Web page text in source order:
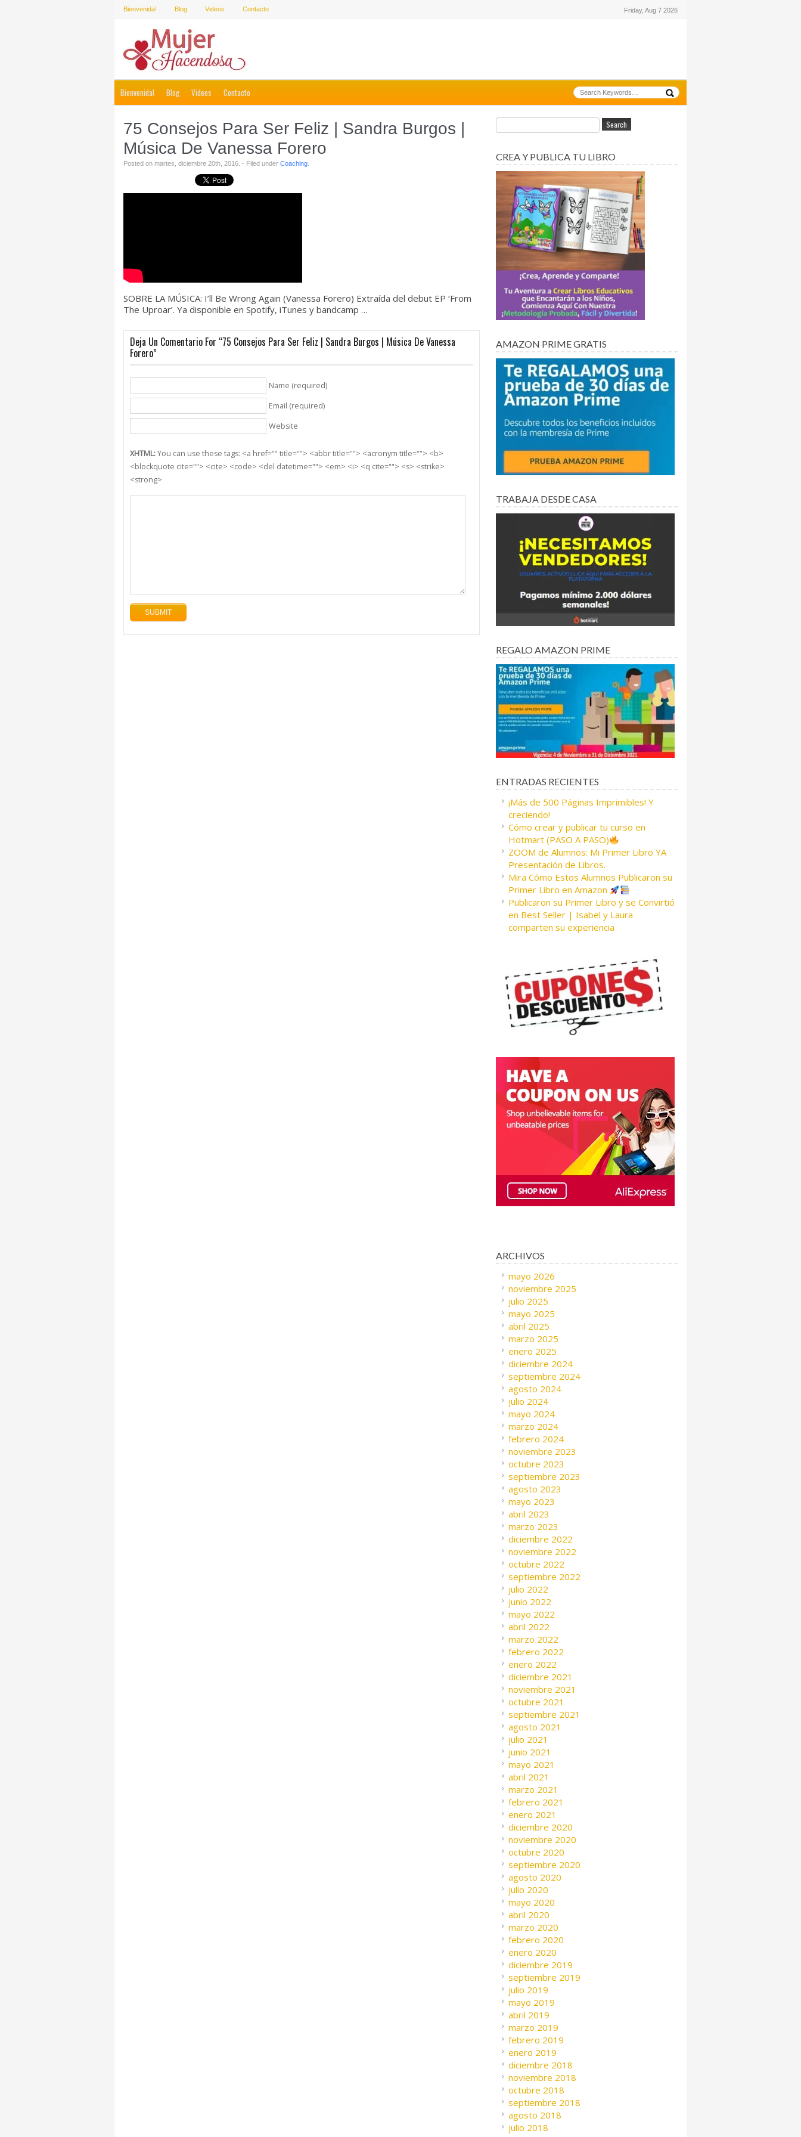
Bienvenida! Blog Videos Contacto Friday, Aug 7 2026
Bienvenida! Blog Videos Contacto
75 Consejos Para Ser Feliz | Sandra Burgos |
Música De Vanessa Forero
Posted on martes, diciembre 20th, 2016. - Filed under Coaching
SOBRE LA MÚSICA: I’ll Be Wrong Again (Vanessa Forero) Extraída del debut EP ‘From
The Uproar’. Ya disponible en Spotify, iTunes y bandcamp …
Deja Un Comentario For “75 Consejos Para Ser Feliz | Sandra Burgos | Música De Vanessa
Forero”
Name (required)
Email (required)
Website
XHTML:You can use these tags: <a href="" title=""> <abbr title=""> <acronym title=""> <b>
<blockquote cite=""> <cite> <code> <del datetime=""> <em> <i> <q cite=""> <s> <strike>
<strong>
CREA Y PUBLICA TU LIBRO
AMAZON PRIME GRATIS
TRABAJA DESDE CASA
REGALO AMAZON PRIME
ENTRADAS RECIENTES
¡Más de 500 Páginas Imprimibles! Y
creciendo!
Cómo crear y publicar tu curso en
Hotmart (PASO A PASO)
ZOOM de Alumnos: Mi Primer Libro YA
Presentación de Libros.
Mira Cómo Estos Alumnos Publicaron su
Primer Libro en Amazon
Publicaron su Primer Libro y se Convirtió
en Best Seller | Isabel y Laura
comparten su experiencia
ARCHIVOS
mayo 2026
noviembre 2025
julio 2025
mayo 2025
abril 2025
marzo 2025
enero 2025
diciembre 2024
septiembre 2024
agosto 2024
julio 2024
mayo 2024
marzo 2024
febrero 2024
noviembre 2023
octubre 2023
septiembre 2023
agosto 2023
mayo 2023
abril 2023
marzo 2023
diciembre 2022
noviembre 2022
octubre 2022
septiembre 2022
julio 2022
junio 2022
mayo 2022
abril 2022
marzo 2022
febrero 2022
enero 2022
diciembre 2021
noviembre 2021
octubre 2021
septiembre 2021
agosto 2021
julio 2021
junio 2021
mayo 2021
abril 2021
marzo 2021
febrero 2021
enero 2021
diciembre 2020
noviembre 2020
octubre 2020
septiembre 2020
agosto 2020
julio 2020
mayo 2020
abril 2020
marzo 2020
febrero 2020
enero 2020
diciembre 2019
septiembre 2019
julio 2019
mayo 2019
abril 2019
marzo 2019
febrero 2019
enero 2019
diciembre 2018
noviembre 2018
octubre 2018
septiembre 2018
agosto 2018
julio 2018